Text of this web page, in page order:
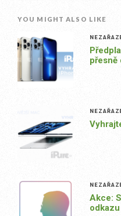
YOU MIGHT ALSO LIKE
přesně
Akce:
odkazu